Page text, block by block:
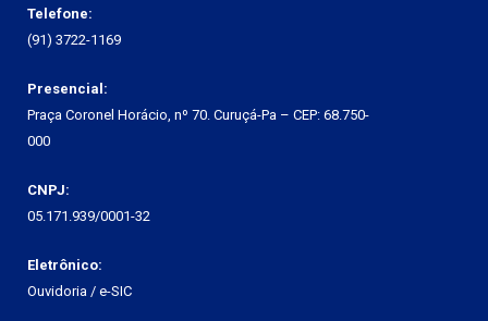
Telefone:
(91) 3722-1169
Presencial:
Praça Coronel Horácio, nº 70. Curuçá-Pa – CEP: 68.750-
000
CNPJ:
05.171.939/0001-32
Eletrônico:
Ouvidoria / e-SIC